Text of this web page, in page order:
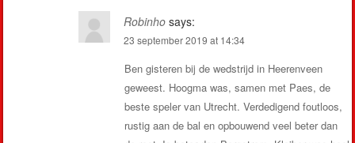
Robinho says:
23 september 2019 at 14:34
Ben gisteren bij de wedstrijd in Heerenveen
geweest. Hoogma was, samen met Paes, de
beste speler van Utrecht. Verdedigend foutloos,
rustig aan de bal en opbouwend veel beter dan